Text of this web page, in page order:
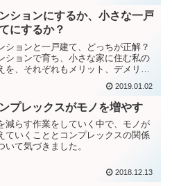
ションにするか、小さな一戸
にするか？
ションと一戸建て、どっちが正解？
ションで育ち、小さな家に住む私の
を、それぞれもメリット、デメリッ
2019.01.02
プレックスがモノを増やす
減らす作業をしていく中で、モノが
ていくこととコンプレックスの関係
いて気づきました。
2018.12.13